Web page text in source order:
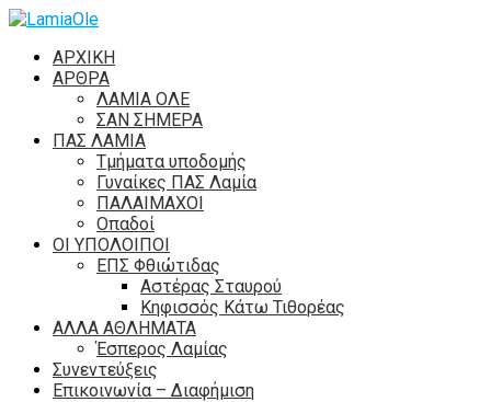
ΑΡΧΙΚΗ
ΑΡΘΡΑ
ΛΑΜΙΑ ΟΛΕ
ΣΑΝ ΣΗΜΕΡΑ
ΠΑΣ ΛΑΜΙΑ
Τμήματα υποδομής
Γυναίκες ΠΑΣ Λαμία
ΠΑΛΑΙΜΑΧΟΙ
Οπαδοί
ΟΙ ΥΠΟΛΟΙΠΟΙ
ΕΠΣ Φθιώτιδας
Αστέρας Σταυρού
Κηφισσός Κάτω Τιθορέας
ΑΛΛΑ ΑΘΛΗΜΑΤΑ
Έσπερος Λαμίας
Συνεντεύξεις
Επικοινωνία – Διαφήμιση